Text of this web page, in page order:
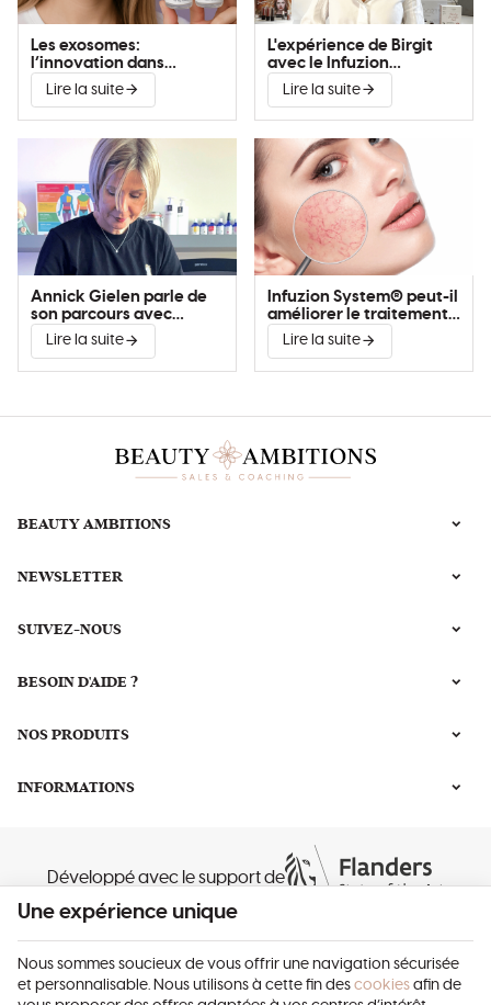
Les exosomes:
l’innovation dans
l’amélioration de la peau
Lire la suite
L'expérience de Birgit
avec le Infuzion
System®
Lire la suite
Annick Gielen parle de
son parcours avec
Infuzion System®
Lire la suite
Infuzion System® peut-il
améliorer le traitement
de la couperose?
Lire la suite
NEWSLETTER
SUIVEZ-NOUS
BEAUTY AMBITIONS
BESOIN D'AIDE ?
NOS PRODUITS
INFORMATIONS
Développé avec le support de
Une expérience unique
Nous sommes soucieux de vous offrir une navigation sécurisée
et personnalisable. Nous utilisons à cette fin des cookies afin de